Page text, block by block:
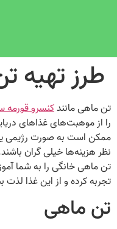
طرز تهیه
تن ماهی مانندکنسرو قورمه
را از موهبت‌های غذاهای
ممکن است به صورت رژیمی یا
نظر هزینه‌ها خیلی گران
تن ماهی خانگی را به شما
تجربه کرده و از این غذا لذت
تن ماهی